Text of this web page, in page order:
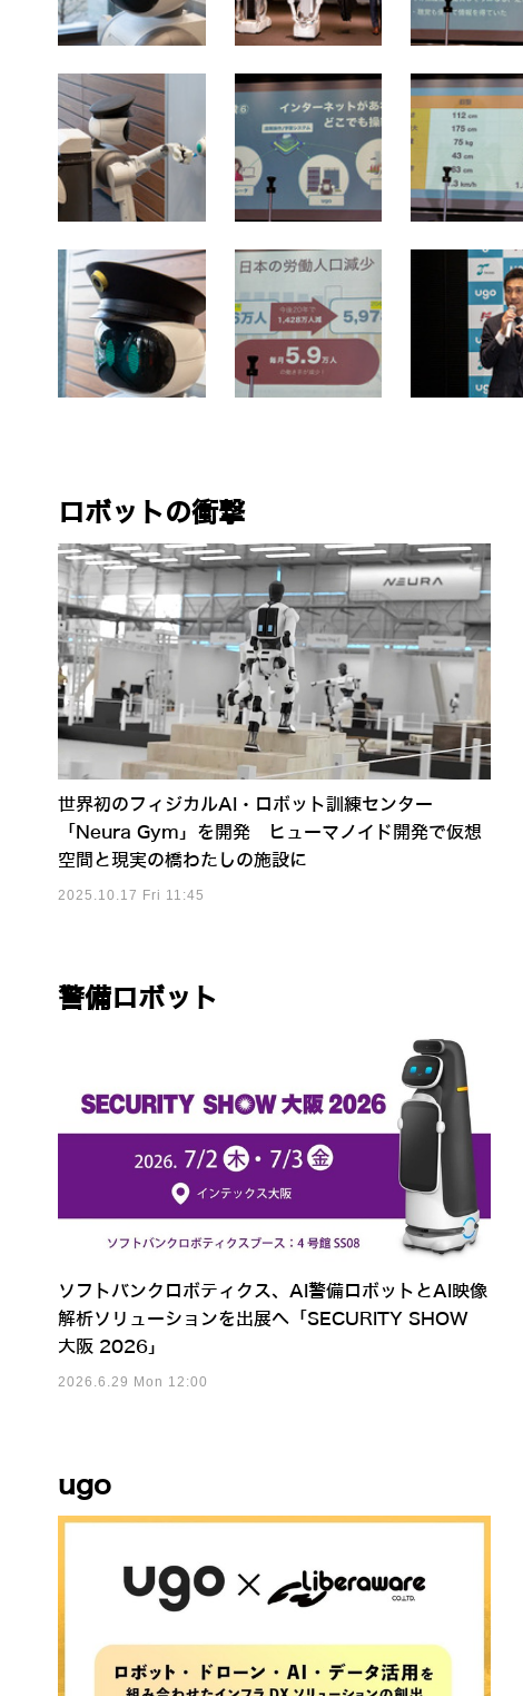
ロボットの衝撃
世界初のフィジカルAI・ロボット訓練センター
「Neura Gym」を開発 ヒューマノイド開発で仮想
空間と現実の橋わたしの施設に
2025.10.17 Fri 11:45
警備ロボット
ソフトバンクロボティクス、AI警備ロボットとAI映像
解析ソリューションを出展へ「SECURITY SHOW
大阪 2026」
2026.6.29 Mon 12:00
ugo